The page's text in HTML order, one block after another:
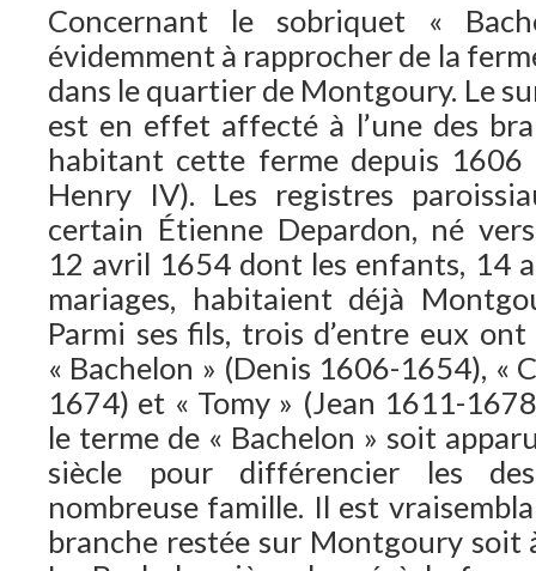
Concernant le sobriquet «
évidemment à rapprocher de la
dans le quartier de Montgoury. Le
est en effet affecté à l’une des
habitant cette ferme depuis
Henry IV). Les registres
certain Étienne Depardon, né
12 avril 1654 dont les enfants, 14
mariages, habitaient déjà
Parmi ses fils, trois d’entre eux
« Bachelon » (Denis 1606-1654), «
1674) et « Tomy » (Jean 1611-
le terme de « Bachelon » soit
siècle pour différencier les
nombreuse famille. Il est
branche restée sur Montgoury soit